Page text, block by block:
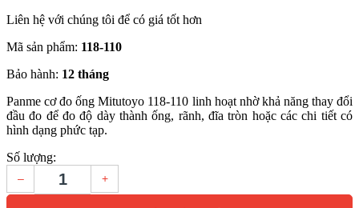
Liên hệ với chúng tôi để có giá tốt hơn
Mã sản phẩm: 118-110
Bảo hành: 12 tháng
Panme cơ đo ống Mitutoyo 118-110 linh hoạt nhờ khả năng thay đổi
đầu đo để đo độ dày thành ống, rãnh, đĩa tròn hoặc các chi tiết có
hình dạng phức tạp.
Số lượng:
– +